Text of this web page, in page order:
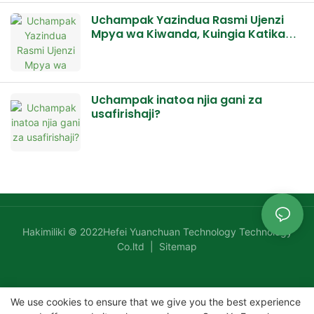
Uchampak Yazindua Rasmi Ujenzi
Mpya wa Kiwanda, Kuingia Katika
Uchampak inatoa njia gani za
usafirishaji?
Hakimiliki © 2022Hefei Yuanchuan Technology Technology
Co.ltd |
Sitemap
We use cookies to ensure that we give you the best experience